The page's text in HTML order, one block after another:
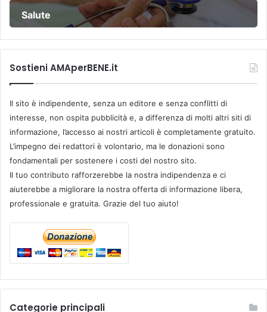
Salute
Sostieni AMAperBENE.it
Il sito è indipendente, senza un editore e senza conflitti di
interesse, non ospita pubblicità e, a differenza di molti altri siti di
informazione, l’accesso ai nostri articoli è completamente gratuito.
L’impegno dei redattori è volontario, ma le donazioni sono
fondamentali per sostenere i costi del nostro sito.
Il tuo contributo rafforzerebbe la nostra indipendenza e ci
aiuterebbe a migliorare la nostra offerta di informazione libera,
professionale e gratuita. Grazie del tuo aiuto!
Categorie principali